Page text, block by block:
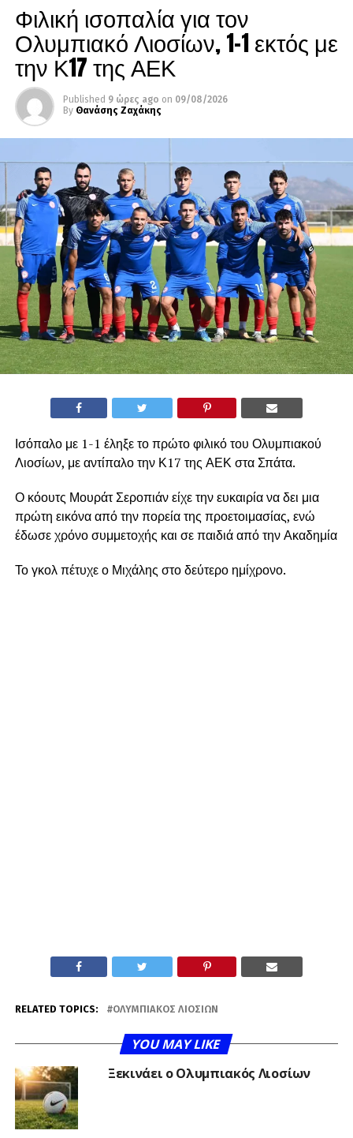
Φιλική ισοπαλία για τον
Ολυμπιακό Λιοσίων, 1-1 εκτός με
την Κ17 της ΑΕΚ
Published 9 ώρες ago on 09/08/2026
By Θανάσης Ζαχάκης
Ισόπαλο με 1-1 έληξε το πρώτο φιλικό του Ολυμπιακού
Λιοσίων, με αντίπαλο την Κ17 της ΑΕΚ στα Σπάτα.
Ο κόουτς Μουράτ Σεροπιάν είχε την ευκαιρία να δει μια
πρώτη εικόνα από την πορεία της προετοιμασίας, ενώ
έδωσε χρόνο συμμετοχής και σε παιδιά από την Ακαδημία
Το γκολ πέτυχε ο Μιχάλης στο δεύτερο ημίχρονο.
RELATED TOPICS: ΟΛΥΜΠΙΑΚΌΣ ΛΙΟΣΊΩΝ
YOU MAY LIKE
Ξεκινάει ο Ολυμπιακός Λιοσίων